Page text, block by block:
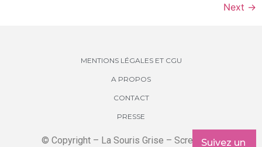
Suivez un
Next →
MENTIONS LÉGALES ET CGU
A PROPOS
CONTACT
PRESSE
© Copyright – La Souris Grise – Screenkids